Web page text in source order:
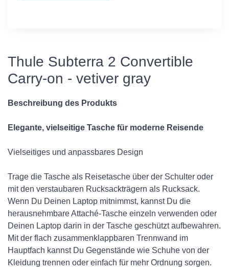
Thule Subterra 2 Convertible
Carry-on - vetiver gray
Beschreibung des Produkts
Elegante, vielseitige Tasche für moderne Reisende
Vielseitiges und anpassbares Design
Trage die Tasche als Reisetasche über der Schulter oder
mit den verstaubaren Rucksackträgern als Rucksack.
Wenn Du Deinen Laptop mitnimmst, kannst Du die
herausnehmbare Attaché-Tasche einzeln verwenden oder
Deinen Laptop darin in der Tasche geschützt aufbewahren.
Mit der flach zusammenklappbaren Trennwand im
Hauptfach kannst Du Gegenstände wie Schuhe von der
Kleidung trennen oder einfach für mehr Ordnung sorgen.